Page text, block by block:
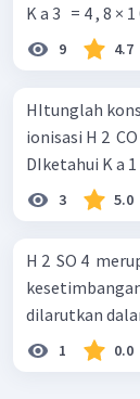
K a 3 ​ ​ = 4 , 8 ×
9 4.7
HItunglah
ionisasi H 2
DIketahui K a 1
3 5.0
H 2 ​ SO 4
dilarutkan
1 0.0